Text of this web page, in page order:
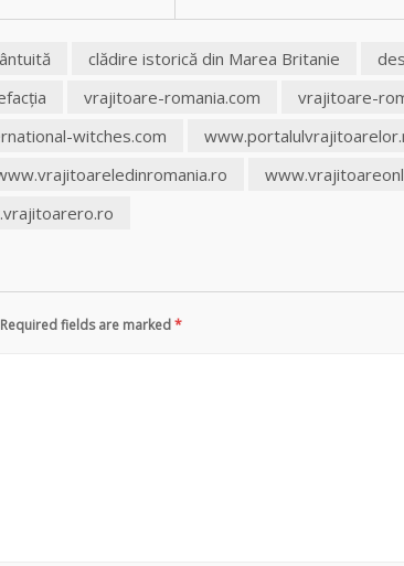
clădire istorică din Marea Britanie
vrajitoare-romania.com
vrajitoare-
witches.com
fields are marked*